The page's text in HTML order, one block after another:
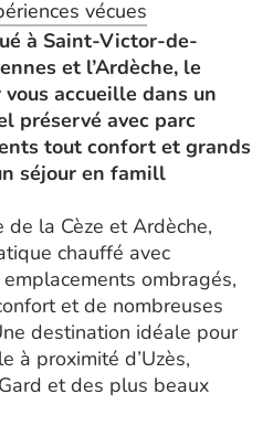
vécues
à Saint-Victor-de-
et l’Ardèche, le
accueille dans un
préservé avec parc
tout confort et grands
séjour en famill
de la Cèze et Ardèche,
chauffé avec
ombragés,
et de nombreuses
destination idéale pour
à proximité d’Uzès,
et des plus beaux